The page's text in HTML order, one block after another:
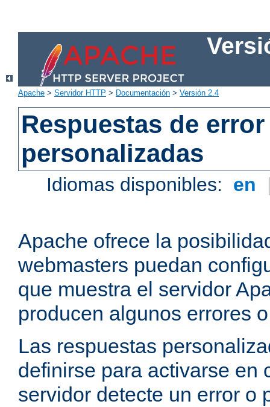
Apache > Servidor HTTP > Documentación > Versión 2.4
Respuestas de error
personalizadas
Idiomas disponibles: en
Apache ofrece la
webmasters puedan
que muestra el servidor
producen algunos errores
Las respuestas
definirse para activarse en
servidor detecte un error o